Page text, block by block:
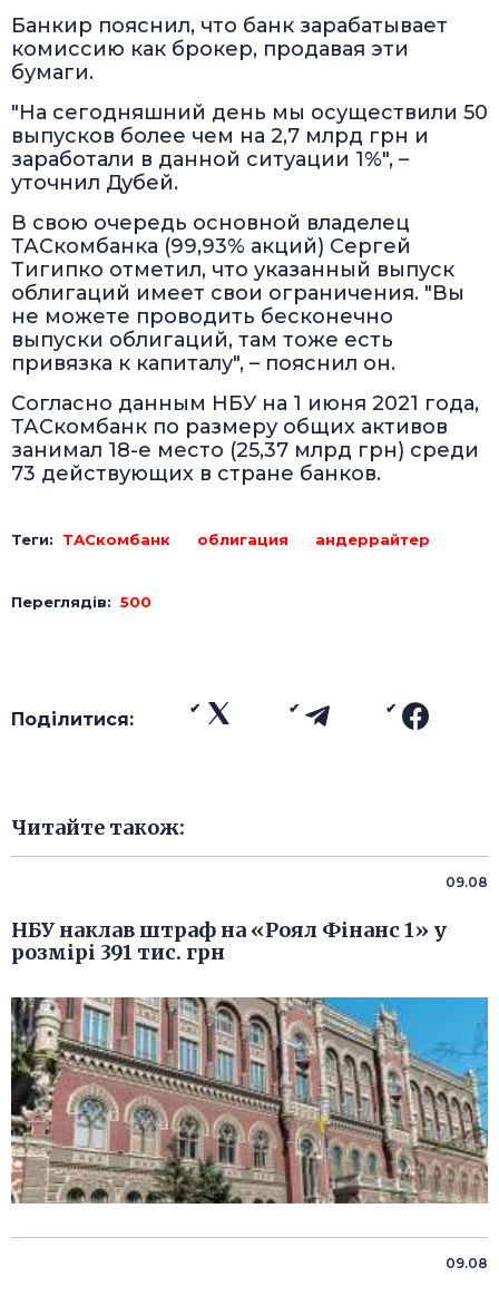
Банкир пояснил, что банк зарабатывает
комиссию как брокер, продавая эти
бумаги.
"На сегодняшний день мы осуществили 50
выпусков более чем на 2,7 млрд грн и
заработали в данной ситуации 1%", –
уточнил Дубей.
В свою очередь основной владелец
ТАСкомбанка (99,93% акций) Сергей
Тигипко отметил, что указанный выпуск
облигаций имеет свои ограничения. "Вы
не можете проводить бесконечно
выпуски облигаций, там тоже есть
привязка к капиталу", – пояснил он.
Согласно данным НБУ на 1 июня 2021 года,
ТАСкомбанк по размеру общих активов
занимал 18-е место (25,37 млрд грн) среди
73 действующих в стране банков.
Теги: ТАСкомбанк облигация андеррайтер
Переглядів: 500
Поділитися:
Читайте також:
09.08
НБУ наклав штраф на «Роял Фінанс 1» у
розмірі 391 тис. грн
09.08